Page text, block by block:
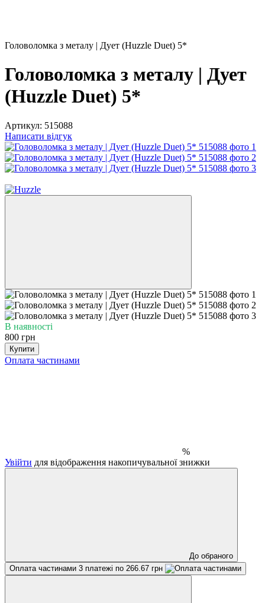
Головоломка з металу | Дует (Huzzle Duet) 5*
Головоломка з металу | Дует
(Huzzle Duet) 5*
Артикул: 515088
Написати відгук
В наявності
800 грн
Купити
Оплата частинами
%
Увійти для відображення накопичувальної знижки
До обраного
Оплата частинами 3 платежі по 266.67 грн